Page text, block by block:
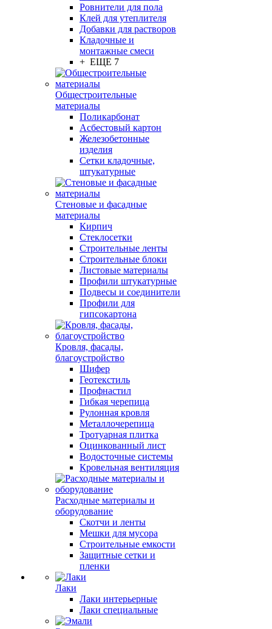
Ровнители для пола
Клей для утеплителя
Добавки для растворов
Кладочные и
монтажные смеси
+ ЕЩЕ 7
Общестроительные
материалы
Поликарбонат
Асбестовый картон
Железобетонные
изделия
Сетки кладочные,
штукатурные
Стеновые и фасадные
материалы
Кирпич
Стеклосетки
Строительные ленты
Строительные блоки
Листовые материалы
Профили штукатурные
Подвесы и соединители
Профили для
гипсокартона
Кровля, фасады,
благоустройство
Шифер
Геотекстиль
Профнастил
Гибкая черепица
Рулонная кровля
Металлочерепица
Тротуарная плитка
Оцинкованный лист
Водосточные системы
Кровельная вентиляция
Расходные материалы и
оборудование
Скотчи и ленты
Мешки для мусора
Строительные емкости
Защитные сетки и
пленки
Лаки
Лаки интерьерные
Лаки специальные